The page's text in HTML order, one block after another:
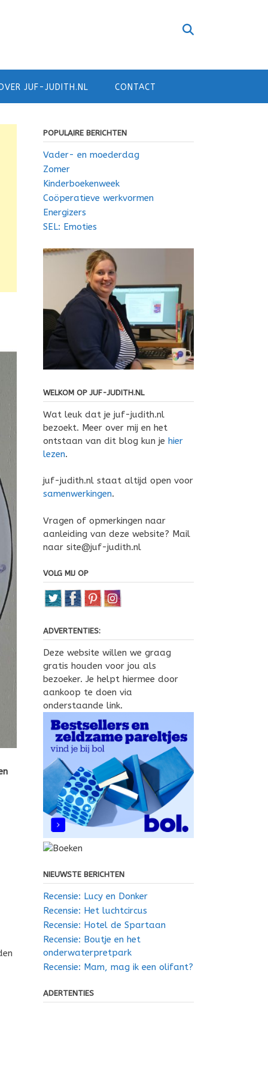
JUF-JUDITH.NL CONTACT
POPULAIRE BERICHTEN
Vader- en moederdag
Zomer
Kinderboekenweek
Coöperatieve werkvormen
Energizers
SEL: Emoties
WELKOM OP JUF-JUDITH.NL
Wat leuk dat je juf-judith.nl
bezoekt. Meer over mij en het
ontstaan van dit blog kun je hier
lezen.
juf-judith.nl staat altijd open voor
samenwerkingen.
Vragen of opmerkingen naar
aanleiding van deze website? Mail
naar site@juf-judith.nl
VOLG MIJ OP
ADVERTENTIES:
Deze website willen we graag
gratis houden voor jou als
bezoeker. Je helpt hiermee door
aankoop te doen via
onderstaande link.
NIEUWSTE BERICHTEN
Recensie: Lucy en Donker
Recensie: Het luchtcircus
Recensie: Hotel de Spartaan
Recensie: Boutje en het
onderwaterpretpark
Recensie: Mam, mag ik een olifant?
ADERTENTIES